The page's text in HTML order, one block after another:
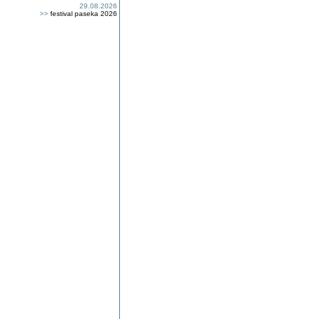
29.08.2026
>> festival paseka 2026